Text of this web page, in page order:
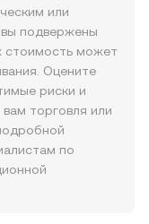
или
подвержены
стоимость может
Оцените
риски и
торговля или
по